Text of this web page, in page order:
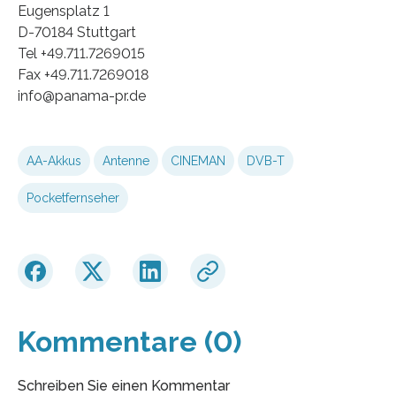
Eugensplatz 1
D-70184 Stuttgart
Tel +49.711.7269015
Fax +49.711.7269018
info@panama-pr.de
AA-Akkus Antenne CINEMAN DVB-T
Pocketfernseher
Kommentare (0)
Schreiben Sie einen Kommentar